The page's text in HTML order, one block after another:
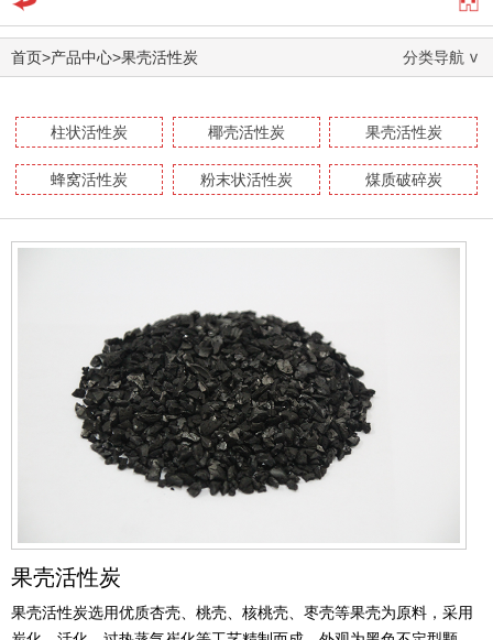
首页>产品中心>果壳活性炭 分类导航
柱状活性炭 椰壳活性炭 果壳活性炭
蜂窝活性炭 粉末状活性炭 煤质破碎炭
果壳活性炭
果壳活性炭选用优质杏壳、桃壳、核桃壳、枣壳等果壳为原料，采用